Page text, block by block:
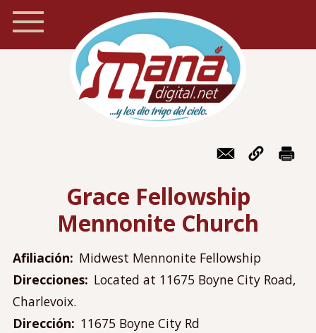
Pasar
contenido
Grace Fellowship
Mennonite Church
Afiliación
Midwest Mennonite Fellowship
Direcciones
Located at 11675 Boyne City Road,
Charlevoix.
Dirección
11675 Boyne City Rd
móvil
Recursos
Localizador de iglesias
Acerca de Maná
Contáctanos